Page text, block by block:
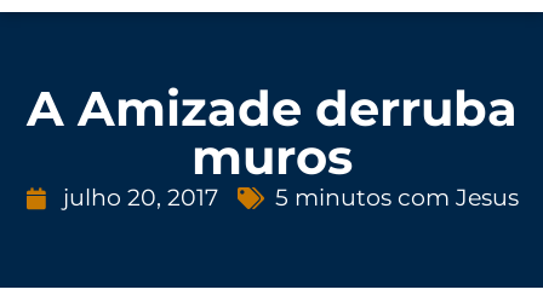
A Amizade derruba
muros
julho 20, 2017 5 minutos com Jesus